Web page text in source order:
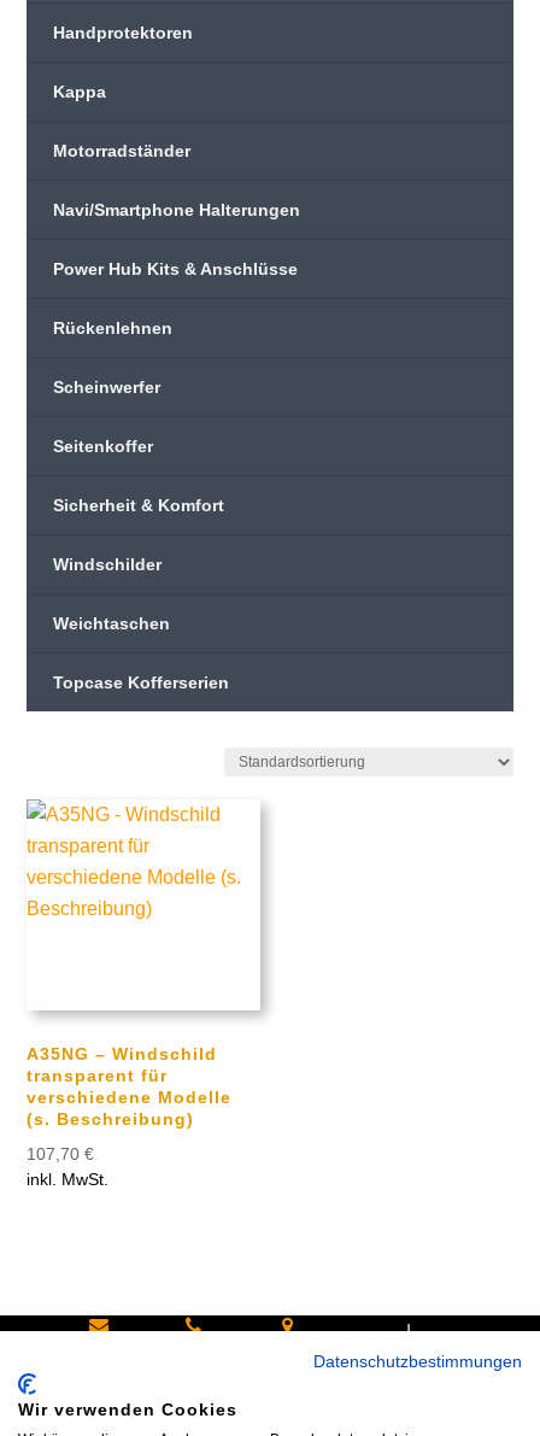
Handprotektoren
Kappa
Motorradständer
Navi/Smartphone Halterungen
Power Hub Kits & Anschlüsse
Rückenlehnen
Scheinwerfer
Seitenkoffer
Sicherheit & Komfort
Windschilder
Weichtaschen
Topcase Kofferserien
A35NG – Windschild
transparent für
verschiedene Modelle
(s. Beschreibung)
107,70€
inkl. MwSt.
info@bike
an:
|
Datenschutzbestimmungen
Wir verwenden Cookies